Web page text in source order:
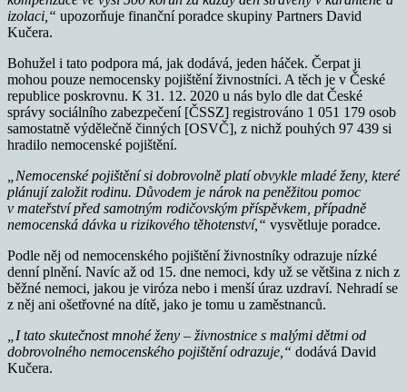
izolaci,“ upozorňuje finanční poradce skupiny Partners David
Kučera.
Bohužel i tato podpora má, jak dodává, jeden háček. Čerpat ji
mohou pouze nemocensky pojištění živnostníci. A těch je v České
republice poskrovnu. K 31. 12. 2020 u nás bylo dle dat České
správy sociálního zabezpečení [ČSSZ] registrováno 1 051 179 osob
samostatně výdělečně činných [OSVČ], z nichž pouhých 97 439 si
hradilo nemocenské pojištění.
„Nemocenské pojištění si dobrovolně platí obvykle mladé ženy, které
plánují založit rodinu. Důvodem je nárok na peněžitou pomoc
v mateřství před samotným rodičovským příspěvkem, případně
nemocenská dávka u rizikového těhotenství,“ vysvětluje poradce.
Podle něj od nemocenského pojištění živnostníky odrazuje nízké
denní plnění. Navíc až od 15. dne nemoci, kdy už se většina z nich z
běžné nemoci, jakou je viróza nebo i menší úraz uzdraví. Nehradí se
z něj ani ošetřovné na dítě, jako je tomu u zaměstnanců.
„I tato skutečnost mnohé ženy – živnostnice s malými dětmi od
dobrovolného nemocenského pojištění odrazuje,“ dodává David
Kučera.